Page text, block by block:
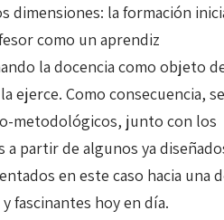
dimensiones: la formación
como un aprendiz
la docencia como objeto
ejerce. Como consecuencia, se
metodológicos, junto con los
partir de algunos ya
en este caso hacia una
fascinantes hoy en día.